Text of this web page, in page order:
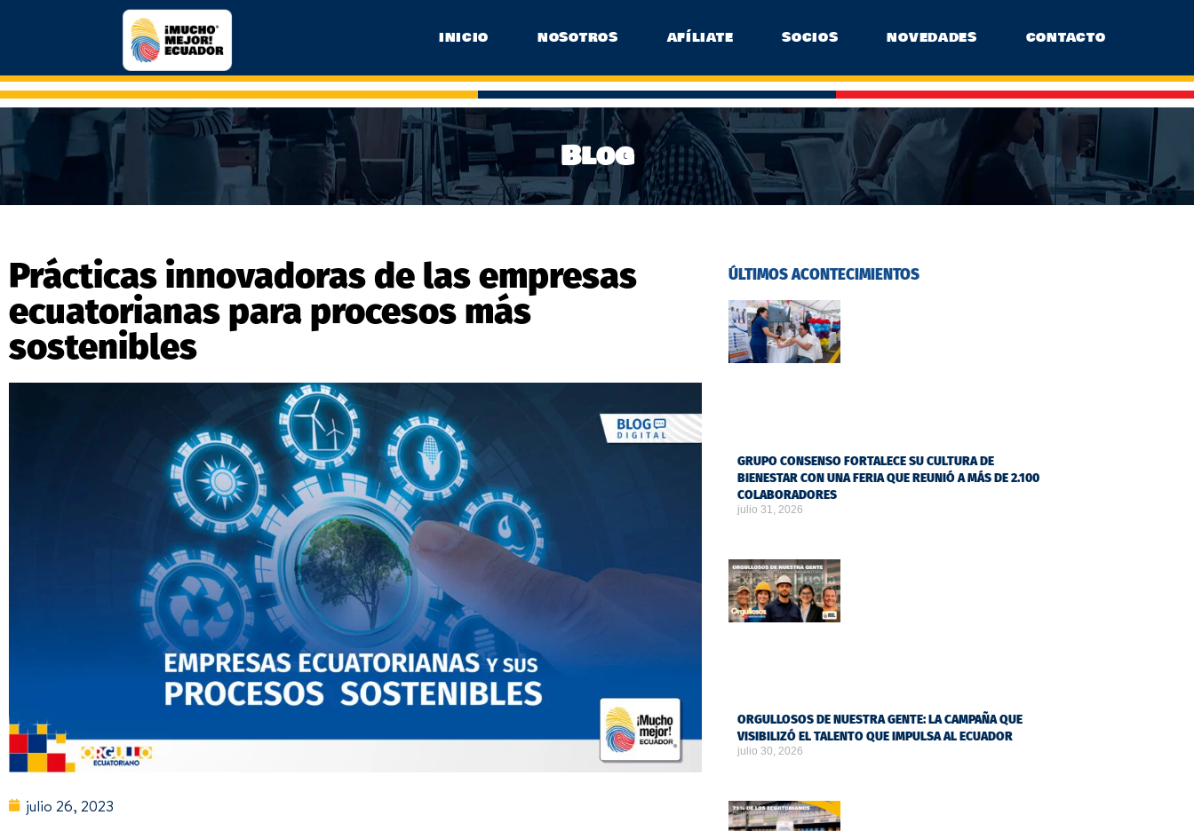
INICIO NOSOTROS AFÍLIATE SOCIOS NOVEDADES CONTACTO
Blog
Prácticas innovadoras de las empresas
ecuatorianas para procesos más
sostenibles
julio 26, 2023
ÚLTIMOS ACONTECIMIENTOS
GRUPO CONSENSO FORTALECE SU CULTURA DE
BIENESTAR CON UNA FERIA QUE REUNIÓ A MÁS DE 2.100
COLABORADORES
julio 31, 2026
ORGULLOSOS DE NUESTRA GENTE: LA CAMPAÑA QUE
VISIBILIZÓ EL TALENTO QUE IMPULSA AL ECUADOR
julio 30, 2026